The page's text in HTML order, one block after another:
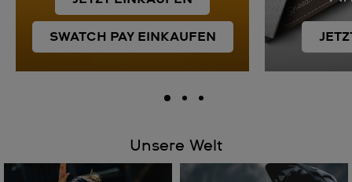
SWATCH PAY EINKAUFEN
Unsere Welt